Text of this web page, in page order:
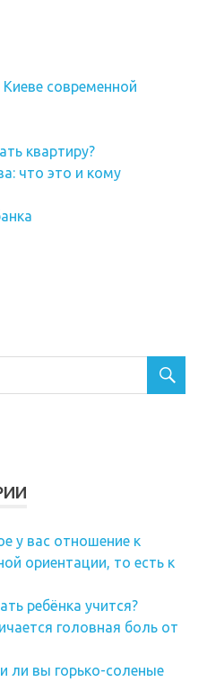
современной
квартиру?
что это и кому
у вас отношение к
ориентации, то есть к
ребёнка учится?
головная боль от
ли вы горько-соленые